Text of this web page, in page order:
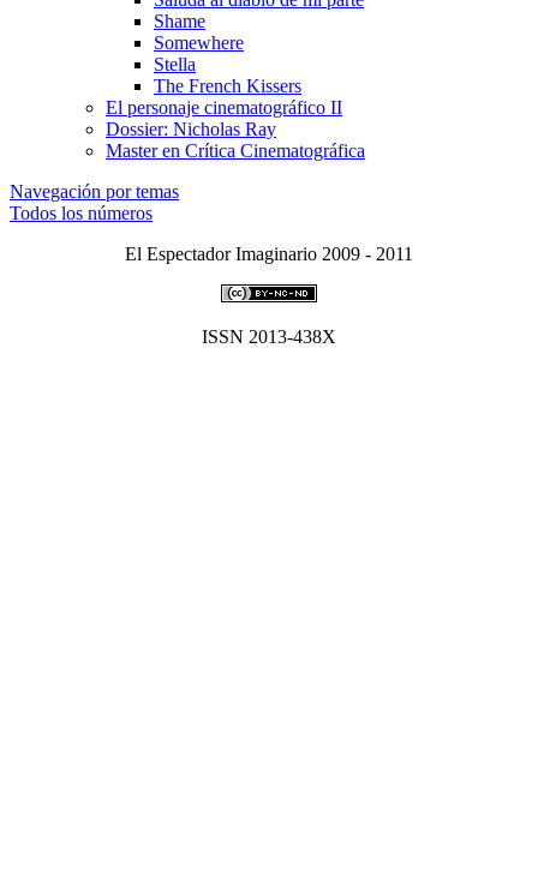
Shame
Somewhere
Stella
The French Kissers
El personaje cinematográfico II
Dossier: Nicholas Ray
Master en Crí­tica Cinematográfica
Navegación por temas
Todos los números
El Espectador Imaginario 2009 - 2011
ISSN 2013-438X